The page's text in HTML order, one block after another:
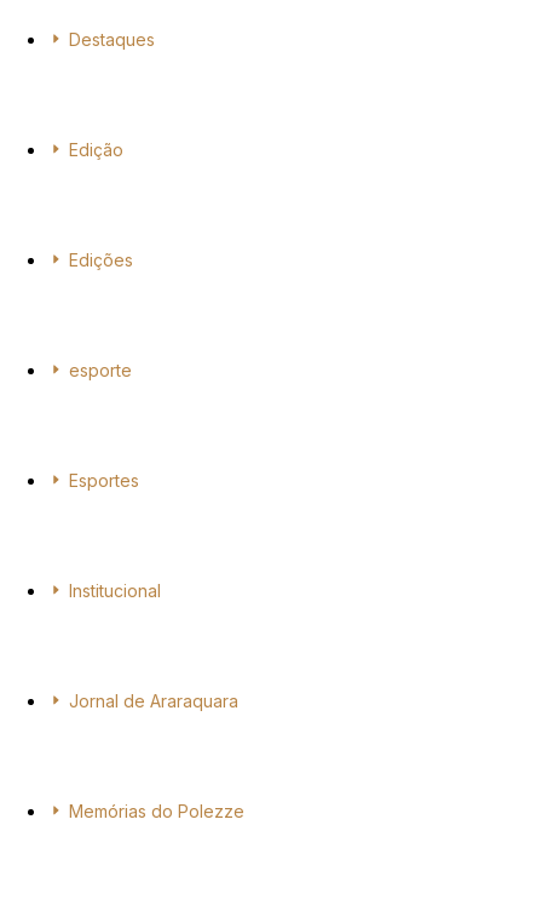
Destaques
Edição
Edições
esporte
Esportes
Institucional
Jornal de Araraquara
Memórias do Polezze